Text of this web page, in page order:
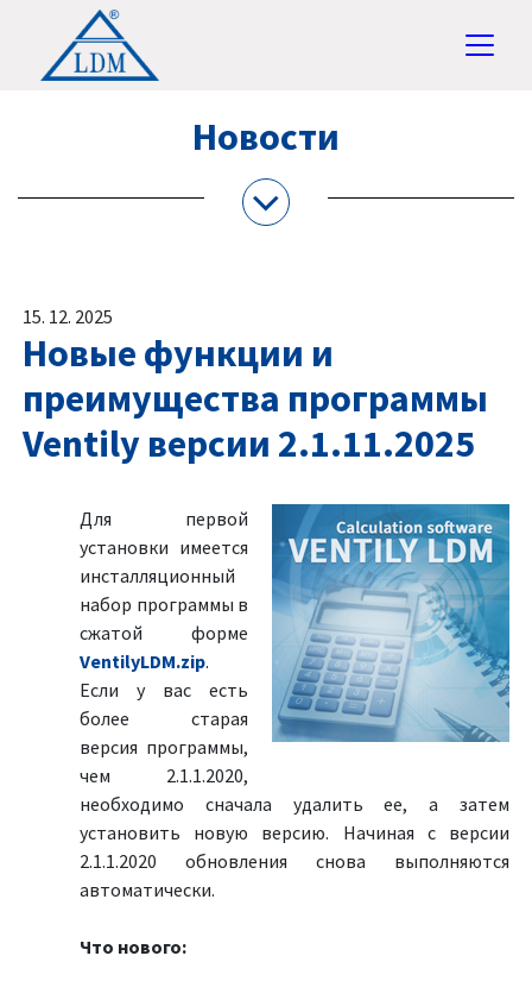
Новости
15. 12. 2025
Новые функции и
преимущества программы
Ventily версии 2.1.11.2025
Для первой
установки имеется
инсталляционный
набор программы в
сжатой форме
VentilyLDM.zip.
Если у вас есть
более старая
версия программы,
чем 2.1.1.2020,
необходимо сначала удалить ее, а затем
установить новую версию. Начиная с версии
2.1.1.2020 обновления снова выполняются
автоматически.
Что нового: